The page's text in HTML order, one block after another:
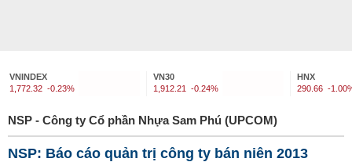
VNINDEX
1,772.32 -0.23%
VN30
1,912.21
-0.24%
HNX
290.66 -
NSP - Công ty Cổ phần Nhựa Sam Phú (UPCOM)
NSP: Báo cáo quản trị công ty bán niên 2013